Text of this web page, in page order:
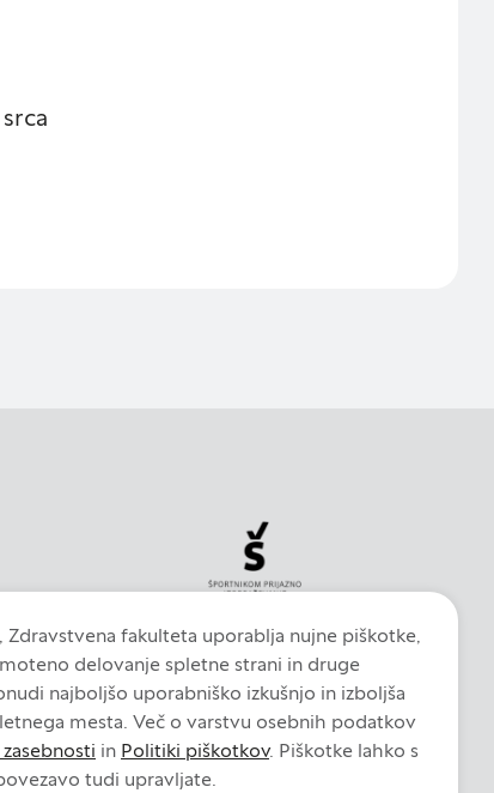
Zdravstvena fakulteta uporablja nujne piškotke,
delovanje spletne strani in druge
najboljšo uporabniško izkušnjo in izboljša
mesta. Več o varstvu osebnih podatkov
in Politiki piškotkov. Piškotke lahko s
tudi upravljate.